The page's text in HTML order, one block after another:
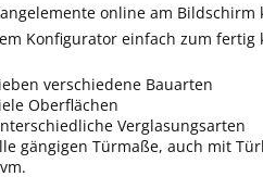
online am
Konfigurator einfach zum fertig
verschiedene Bauarten
Oberflächen
Verglasungsarten
gängigen Türmaße, auch mit